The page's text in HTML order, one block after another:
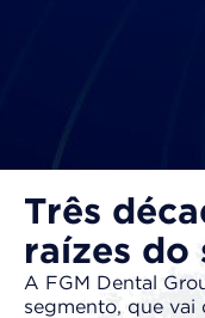
Três
raízes do
A FGM Dental
segmento, que vai